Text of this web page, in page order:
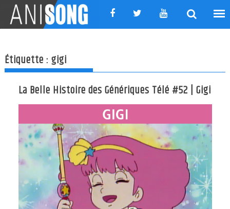
content
Étiquette :gigi
La Belle Histoire des Génériques Télé #52 | Gigi